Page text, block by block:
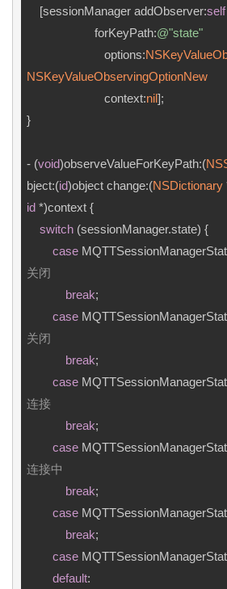
    [sessionManager addObserver:
self
                     forKeyPath:
@"state"
                        options:
NSKeyValueObservingOptionNew
                        context:
nil];
}
- (void)observeValueForKeyPath:(
bject:(id)object change:(NSDictionary
id *)context {
switch (sessionManager.state) {
case
关闭
break;
case
关闭
break;
case
连接
break;
case
连接中
break;
case
break;
case
default: